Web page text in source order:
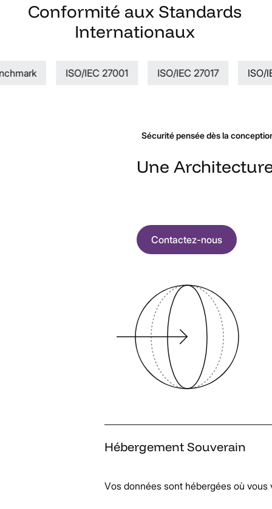
Conformité aux Standards
Internationaux
ISO/IEC 27001 ISO/IEC 27017 ISO/
Sécurité pensée dès la
Une
Contactez-nous
Hébergement Souverain
Vos données sont hébergées où